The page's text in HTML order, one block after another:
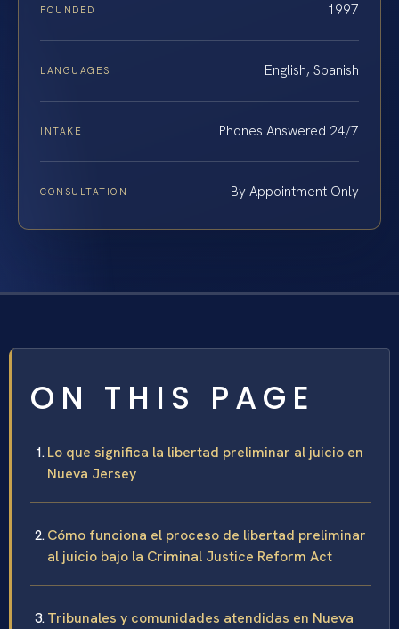
FOUNDED 1997
LANGUAGES English, Spanish
INTAKE Phones Answered 24/7
CONSULTATION By Appointment Only
ON THIS PAGE
Lo que significa la libertad preliminar al juicio en
Nueva Jersey
Cómo funciona el proceso de libertad preliminar
al juicio bajo la Criminal Justice Reform Act
Tribunales y comunidades atendidas en Nueva